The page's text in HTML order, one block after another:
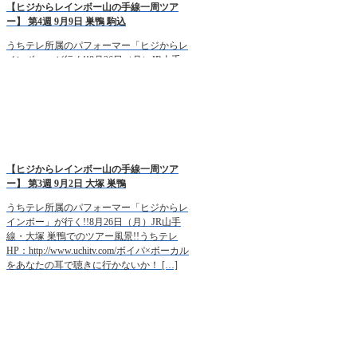
【ヒジからレインボー山の手線一周ツア
ー】 第4週 9月9日 巣鴨 駒込
うちテレ所属のパフォーマー「ヒジからレ
インボー」が行く!!8月26日（月）JR山手
【ヒジからレインボー山の手線一周ツア
ー】 第3週 9月2日 大塚 巣鴨
うちテレ所属のパフォーマー「ヒジからレ
インボー」が行く!!8月26日（月）JR山手
線・大塚 巣鴨でのツアー風景!!うちテレ
HP：http://www.uchitv.com/ボイパ×ボーカル
をあなたの耳で聴きに行かないか！ […]